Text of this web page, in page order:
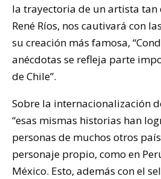
la trayectoria de un artista tan
René Ríos, nos cautivará con
su creación más famosa,
anécdotas se refleja parte
de Chile”.
Sobre la internacionalización
“esas mismas historias han
personas de muchos otros
personaje propio, como en
México. Esto, además con el